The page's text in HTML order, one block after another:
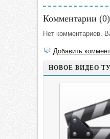
Комментарии (0)
Нет комментариев.
Добавить
НОВОЕ ВИДЕО